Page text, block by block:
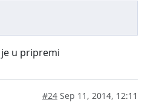
u pripremi
#24 Sep 11, 2014, 12:11